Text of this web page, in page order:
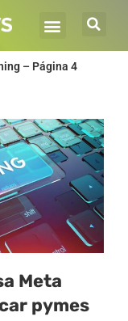
– Página 4
Meta
pymes